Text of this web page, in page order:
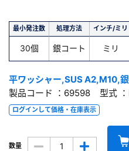
最小発注数 処理方法 インチ/ミリ
30個 銀コート ミリ
平ワッシャー,SUS A2,M10,
製品コード ：69598 型式
ログインして価格・在庫表示
数量